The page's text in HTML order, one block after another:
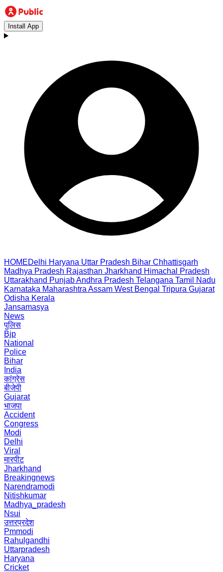
Install App
HOMEDelhi Haryana Uttar Pradesh Bihar Chhattisgarh
Madhya Pradesh Rajasthan Jharkhand Himachal Pradesh
Uttarakhand PunjabAndhra Pradesh Telangana Tamil Nadu
Karnataka Maharashtra Assam West Bengal Tripura Gujarat
Odisha Kerala
Jansamasya
News
पुलिस
Bjp
National
Police
Bihar
India
कांग्रेस
बीजेपी
Gujarat
भाजपा
Accident
Congress
Modi
Delhi
Viral
मारपीट
Jharkhand
Breakingnews
Narendramodi
Nitishkumar
Madhya_pradesh
Nsui
उत्तरप्रदेश
Pmmodi
Rahulgandhi
Uttarpradesh
Haryana
Cricket